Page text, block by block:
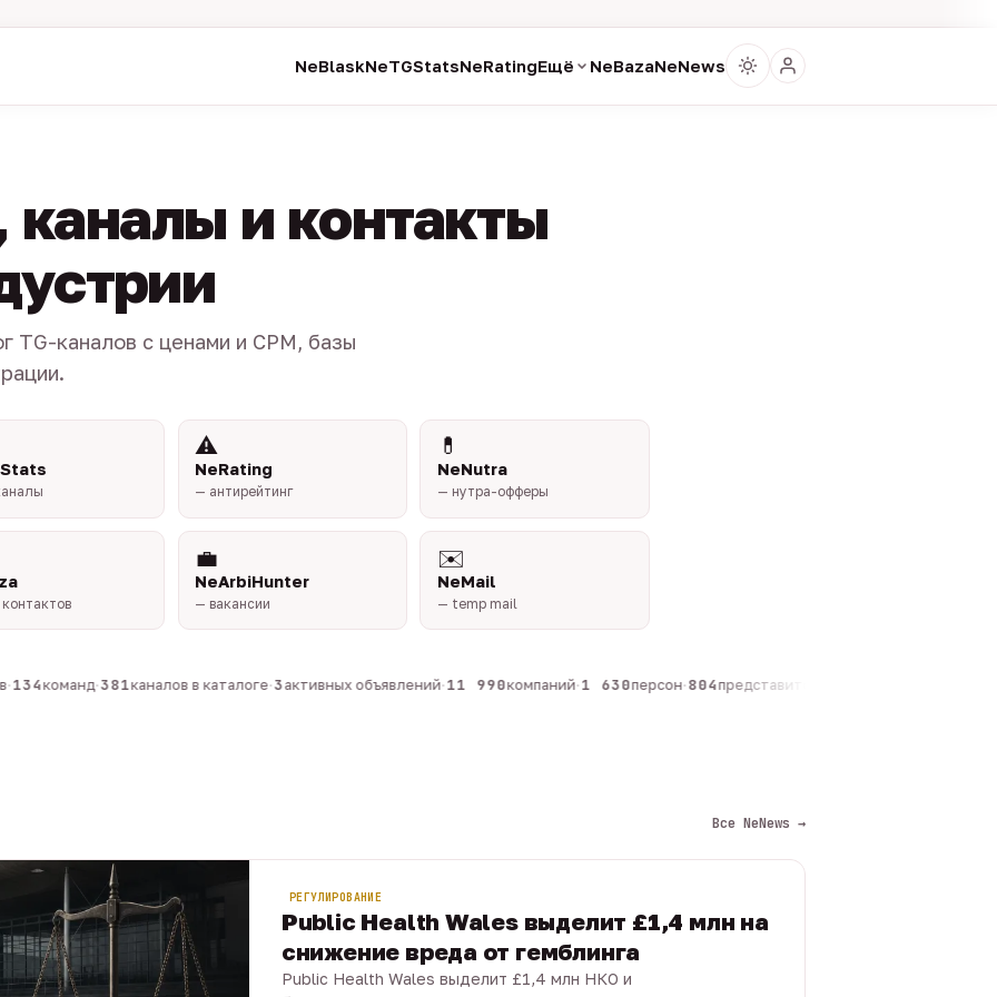
NeBlaskNeTGStatsNeRatingЕщё NeBazaNeNews
каналы и контакты
TG-каналов с ценами и CPM, базы
⚠️
NeRating
— антирейтинг
💊
NeNutra
— нутра-офферы
💼
NeArbiHunter
— вакансии
✉️
NeMail
— temp mail
команд·381каналов в каталоге·3активных объявлений·11 990компаний·1 630персон·804представителей
Все NeNews →
РЕГУЛИРОВАНИЕ
Public Health Wales выделит £1,4 млн на
снижение вреда от гемблинга
Public Health Wales выделит £1,4 млн НКО и